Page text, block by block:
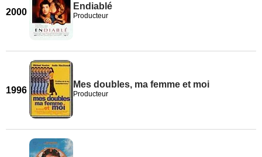
2000
Endiablé
Producteur
1996
Mes doubles, ma femme et moi
Producteur